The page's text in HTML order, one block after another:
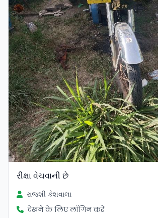
રીક્ષા વેચવાની છે
રાજશી કેશવાલા
देखने के लिए लॉगिन करें